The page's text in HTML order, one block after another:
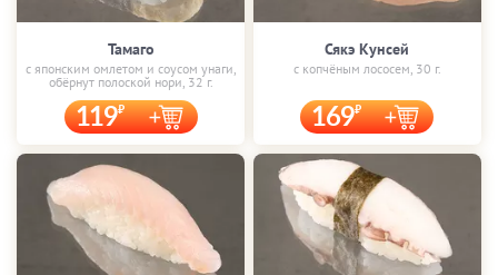
Тамаго
с японским омлетом и соусом унаги,
обёрнут полоской нори, 32 г.
119
Сякэ Кунсей
с копчёным лососем, 30 г.
169